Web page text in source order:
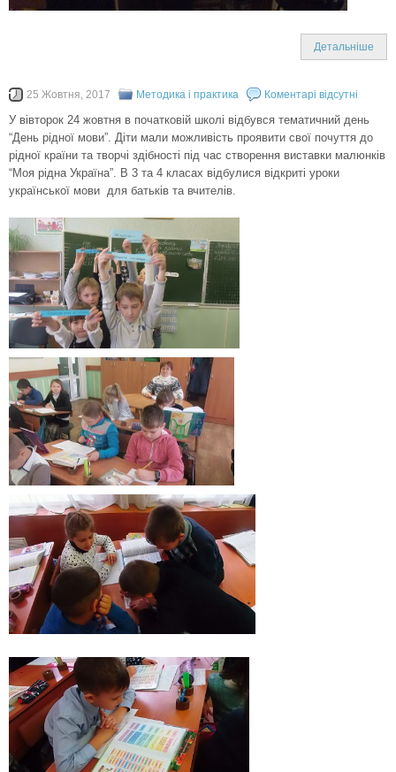
Детальніше
25 Жовтня, 2017 Методика і практика Коментарі відсутні
У вівторок 24 жовтня в початковій школі відбувся тематичний день
“День рідної мови”. Діти мали можливість проявити свої почуття до
рідної країни та творчі здібності під час створення виставки малюнків
“Моя рідна Україна”. В 3 та 4 класах відбулися відкриті уроки
української мови для батьків та вчителів.